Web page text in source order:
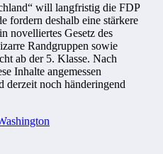
will langfristig die FDP
fordern deshalb eine stärkere
novelliertes Gesetz des
Randgruppen sowie
ab der 5. Klasse. Nach
Inhalte angemessen
derzeit noch händeringend